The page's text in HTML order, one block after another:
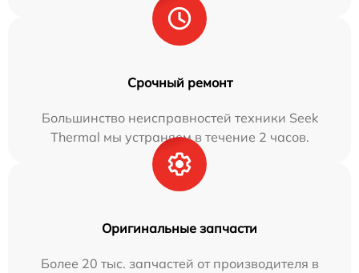
Срочный ремонт
Большинство неисправностей техники Seek
Thermal мы устраняем в течение 2 часов.
Оригинальные запчасти
Более 20 тыс. запчастей от производителя в